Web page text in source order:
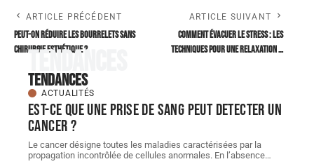
ARTICLE PRÉCÉDENT
Peut-on réduire les bourrelets sans
chirurgie esthétique ?
ARTICLE SUIVANT
Comment évacuer le stress : les
techniques pour une relaxation …
Tendances
Tendances
ACTUALITÉS
Est-ce que une prise de sang peut detecter un
cancer ?
Le cancer désigne toutes les maladies caractérisées par la
propagation incontrôlée de cellules anormales. En l’absence…